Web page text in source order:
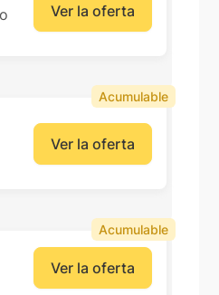
Ver la oferta
Ver la oferta
Acumulable
Ver la oferta
Acumulable